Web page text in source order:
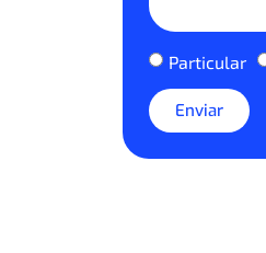
Particular
Enviar